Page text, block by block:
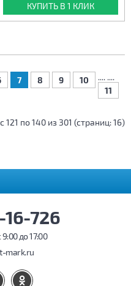
КУПИТЬ В 1 КЛИК
....
7 8 9
10
11
....
121 по 140 из 301 (страниц: 16)
16-726
до 17:00
mark.ru